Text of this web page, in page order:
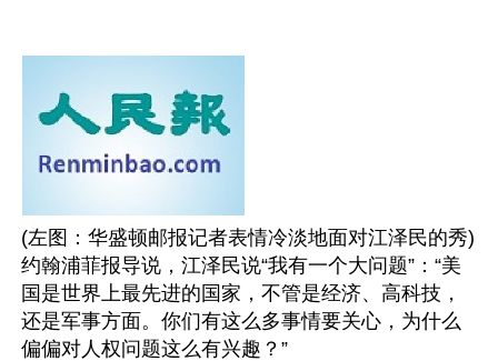
(左图：华盛顿邮报记者表情冷淡地面对江泽民的秀)
约翰浦菲报导说，江泽民说“我有一个大问题”：“美
国是世界上最先进的国家，不管是经济、高科技，
还是军事方面。你们有这么多事情要关心，为什么
偏偏对人权问题这么有兴趣？”